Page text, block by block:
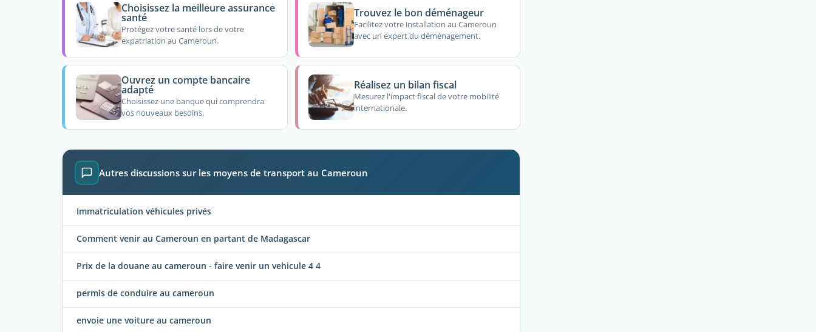
Choisissez la meilleure assurance
santé
Protégez votre santé lors de votre
expatriation au Cameroun.
Trouvez le bon déménageur
Facilitez votre installation au Cameroun
avec un expert du déménagement.
Ouvrez un compte bancaire
adapté
Choisissez une banque qui comprendra
vos nouveaux besoins.
Réalisez un bilan fiscal
Mesurez l'impact fiscal de votre mobilité
internationale.
Autres discussions sur les moyens de transport au Cameroun
Immatriculation véhicules privés
Comment venir au Cameroun en partant de Madagascar
Prix de la douane au cameroun - faire venir un vehicule 4 4
permis de conduire au cameroun
envoie une voiture au cameroun